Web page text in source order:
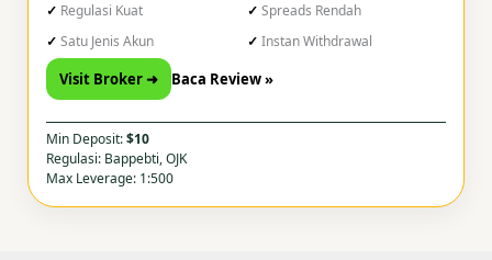
Regulasi Kuat
Spreads Rendah
Satu Jenis Akun
Instan Withdrawal
Visit Broker ➜ Baca Review »
Min Deposit:$10
Regulasi: Bappebti, OJK
Max Leverage: 1:500